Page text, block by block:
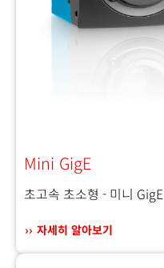
Mini GigE
초고속 초소형 - 미니 GigE
자세히 알아보기